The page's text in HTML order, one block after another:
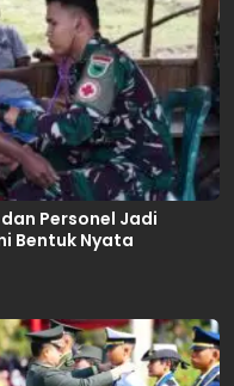
Personel Jadi
Bentuk Nyata